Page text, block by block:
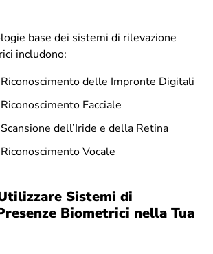
base dei sistemi di rilevazione
includono:
delle Impronte Digitali
Facciale
dell’Iride e della Retina
Vocale
Sistemi di
Biometrici nella Tua